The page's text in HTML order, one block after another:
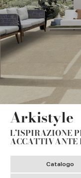
Arkistyle
L’ISPIRAZIONE
Catalogo